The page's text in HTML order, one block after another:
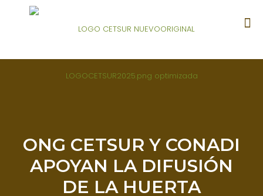
ONG CETSUR Y CONADI
APOYAN LA DIFUSIÓN
DE LA HUERTA